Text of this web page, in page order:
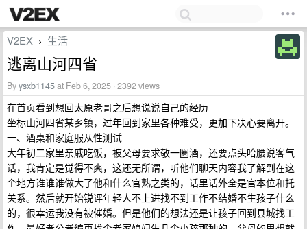
V2EX › 生活
逃离山河四省
Byysxb1145at Feb 6, 2025 · 2392 views
在首页看到想回太原老哥之后想说说自己的经历
坐标山河四省某乡镇，过年回到家里各种难受，更加下决心要离开。
一、酒桌和家庭服从性测试
大年初二家里亲戚吃饭，被父母要求敬一圈酒，还要点头哈腰说客气
话，我肯定是觉得不爽，这还无所谓，听他们聊天内容我了解到在这
个地方谁谁谁做大了他和什么官熟之类的，话里话外全是官本位和托
关系。然后就开始锐评年轻人不上进找不到工作不结婚不生孩子什么
的，很幸运我没有被催婚。但是他们的想法还是让孩子回到县城找工